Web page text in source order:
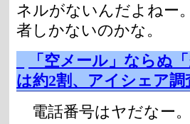
ネルがないんだよねー
者しかないのかな。
「空メール」ならぬ
は約2割、アイシェア調
電話番号はヤだなー。